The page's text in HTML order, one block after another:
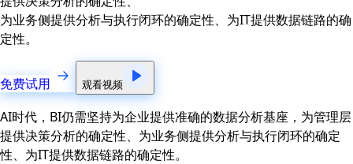
为业务侧提供分析与执行闭环的确定性、为IT提供数据链路的确
定性。
免费试用 观看视频
AI时代，BI仍需坚持为企业提供准确的数据分析基座，为管理层
提供决策分析的确定性、为业务侧提供分析与执行闭环的确定
性、为IT提供数据链路的确定性。